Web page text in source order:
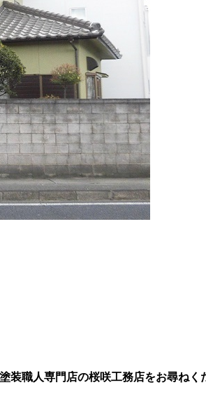
装職人専門店の桜咲工務店をお尋ねく